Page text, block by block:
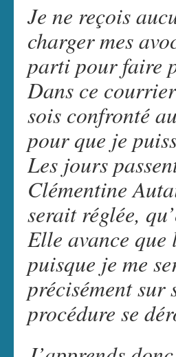
Je ne reçois
charger mes
parti pour faire
Dans ce
sois confronté
pour que je
Les jours
Clémentine
serait réglée,
Elle avance que
puisque je me
précisément sur
procédure se